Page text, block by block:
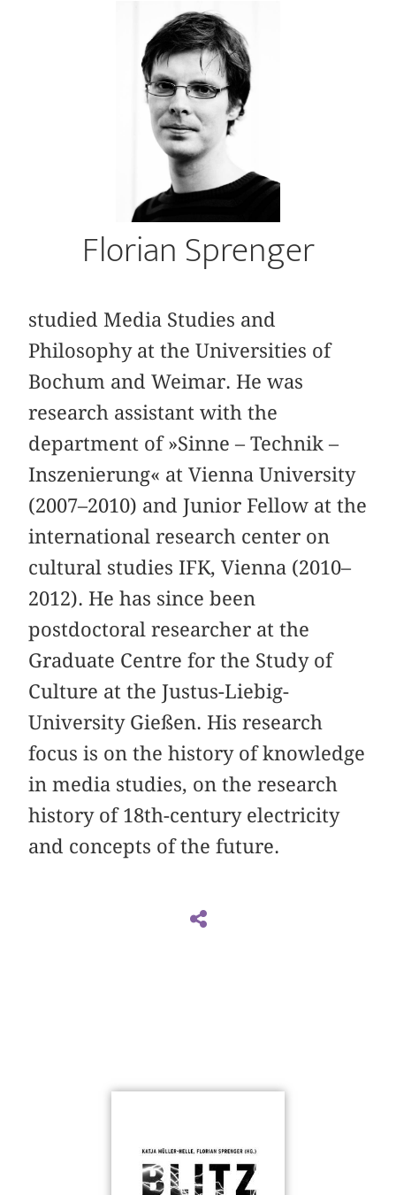
Florian Sprenger
studied Media Studies and
Philosophy at the Universities of
Bochum and Weimar. He was
research assistant with the
department of »Sinne – Technik –
Inszenierung« at Vienna University
(2007–2010) and Junior Fellow at the
international research center on
cultural studies IFK, Vienna (2010–
2012). He has since been
postdoctoral researcher at the
Graduate Centre for the Study of
Culture at the Justus-Liebig-
University Gießen. His research
focus is on the history of knowledge
in media studies, on the research
history of 18th-century electricity
and concepts of the future.